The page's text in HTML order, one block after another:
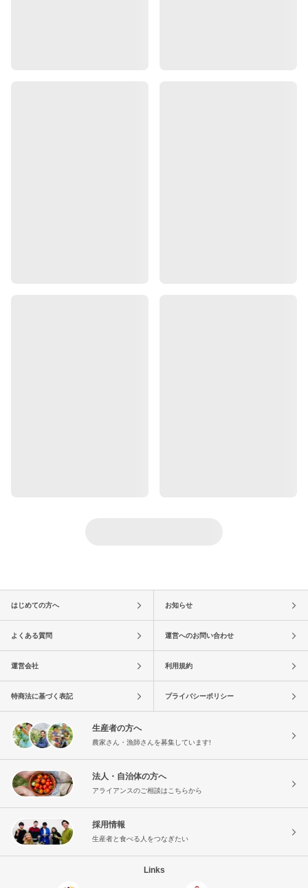
はじめての方へ お知らせ
よくある質問 運営へのお問い合わせ
運営会社 利用規約
特商法に基づく表記 プライバシーポリシー
生産者の方へ
農家さん・漁師さんを募集しています!
法人・自治体の方へ
アライアンスのご相談はこちらから
採用情報
生産者と食べる人をつなぎたい
Links